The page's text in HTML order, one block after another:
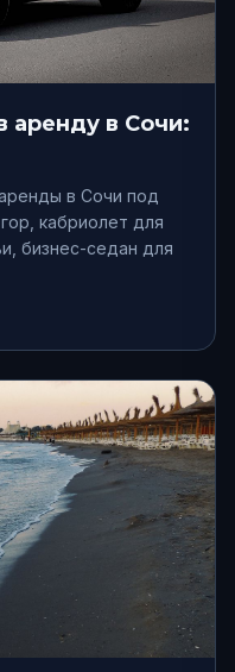
аренду в Сочи:
в Сочи под
кабриолет для
бизнес-седан для